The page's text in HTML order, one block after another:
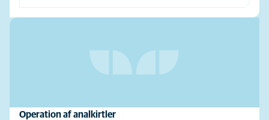
Operation af analkirtler